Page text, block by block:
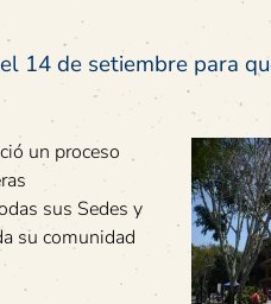
14 de setiembre para
un proceso
sus Sedes y
su comunidad